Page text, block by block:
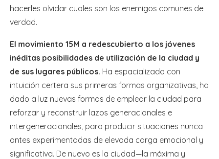
hacerles olvidar cuales son los enemigos comunes de
verdad.
El movimiento 15M a redescubierto a los jóvenes
inéditas posibilidades de utilización de la ciudad y
de sus lugares públicos. Ha espacializado con
intuición certera sus primeras formas organizativas, ha
dado a luz nuevas formas de emplear la ciudad para
reforzar y reconstruir lazos generacionales e
intergeneracionales, para producir situaciones nunca
antes experimentadas de elevada carga emocional y
significativa. De nuevo es la ciudad—la máxima y